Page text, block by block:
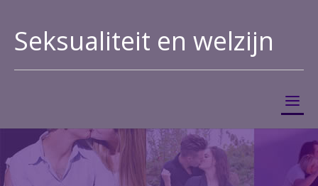
Seksualiteit en welzijn